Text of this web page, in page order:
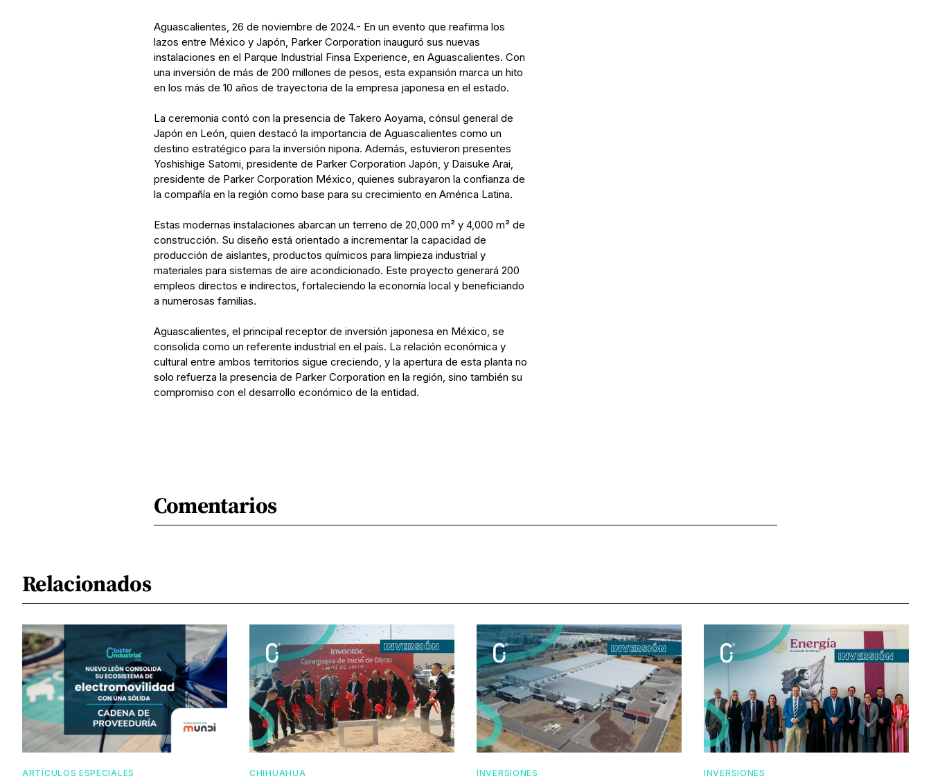
Aguascalientes, 26 de noviembre de 2024.- En un evento que reafirma los
lazos entre México y Japón, Parker Corporation inauguró sus nuevas
instalaciones en el Parque Industrial Finsa Experience, en Aguascalientes. Con
una inversión de más de 200 millones de pesos, esta expansión marca un hito
en los más de 10 años de trayectoria de la empresa japonesa en el estado.
La ceremonia contó con la presencia de Takero Aoyama, cónsul general de
Japón en León, quien destacó la importancia de Aguascalientes como un
destino estratégico para la inversión nipona. Además, estuvieron presentes
Yoshishige Satomi, presidente de Parker Corporation Japón, y Daisuke Arai,
presidente de Parker Corporation México, quienes subrayaron la confianza de
la compañía en la región como base para su crecimiento en América Latina.
Estas modernas instalaciones abarcan un terreno de 20,000 m² y 4,000 m² de
construcción. Su diseño está orientado a incrementar la capacidad de
producción de aislantes, productos químicos para limpieza industrial y
materiales para sistemas de aire acondicionado. Este proyecto generará 200
empleos directos e indirectos, fortaleciendo la economía local y beneficiando
a numerosas familias.
Aguascalientes, el principal receptor de inversión japonesa en México, se
consolida como un referente industrial en el país. La relación económica y
cultural entre ambos territorios sigue creciendo, y la apertura de esta planta no
solo refuerza la presencia de Parker Corporation en la región, sino también su
compromiso con el desarrollo económico de la entidad.
Comentarios
Relacionados
ARTÍCULOS ESPECIALES CHIHUAHUA INVERSIONES INVERSIONES